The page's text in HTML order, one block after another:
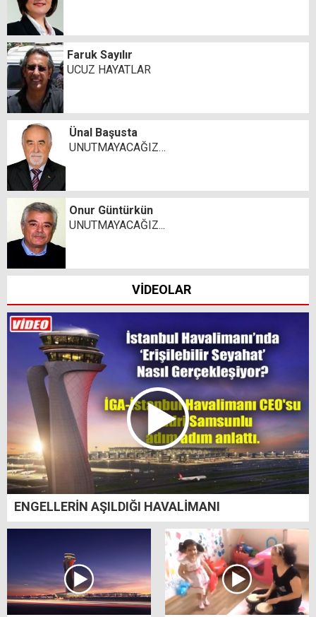
Faruk Sayılır
UCUZ HAYATLAR
Ünal Başusta
UNUTMAYACAĞIZ…
Onur Güntürkün
UNUTMAYACAĞIZ...
VİDEOLAR
ENGELLERİN AŞILDIĞI HAVALİMANI